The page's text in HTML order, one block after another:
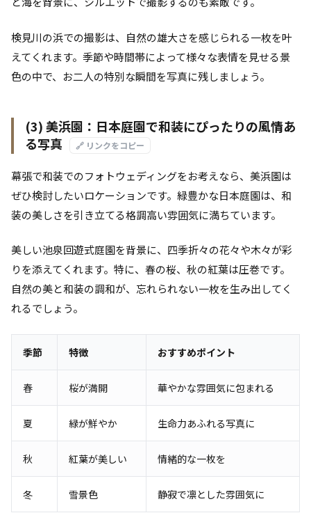
検見川の浜での撮影は、自然の雄大さを感じられる一枚を叶
えてくれます。季節や時間帯によって様々な表情を見せる景
色の中で、お二人の特別な瞬間を写真に残しましょう。
(3) 美浜園：日本庭園で和装にぴったりの風情あ
る写真
🔗 リンクをコピー
幕張で和装でのフォトウェディングをお考えなら、美浜園は
ぜひ検討したいロケーションです。緑豊かな日本庭園は、和
装の美しさを引き立てる格調高い雰囲気に満ちています。
美しい池泉回遊式庭園を背景に、四季折々の花々や木々が彩
りを添えてくれます。特に、春の桜、秋の紅葉は圧巻です。
自然の美と和装の調和が、忘れられない一枚を生み出してく
れるでしょう。
季節 特徴 おすすめポイント
春 桜が満開 華やかな雰囲気に包まれる
夏 緑が鮮やか 生命力あふれる写真に
秋 紅葉が美しい 情緒的な一枚を
冬 雪景色 静寂で凛とした雰囲気に